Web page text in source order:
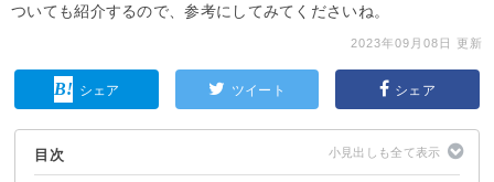
ついても紹介するので、参考にしてみてくださいね。
2023年09月08日 更新
シェア ツイート シェア
目次